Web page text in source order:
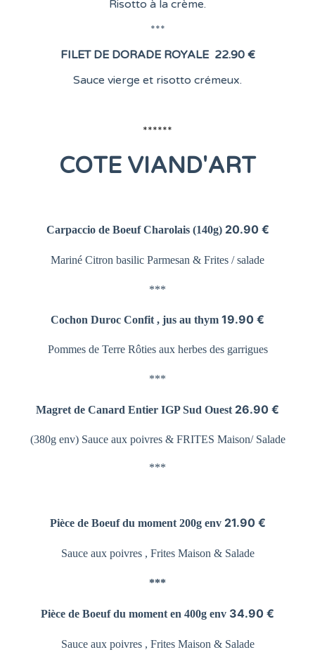
Risotto à la crème.
***
FILET DE DORADE ROYALE 22.90 €
Sauce vierge et risotto crémeux.
******
COTE VIAND'ART
Carpaccio de Boeuf Charolais (140g) 20.90 €
Mariné Citron basilic Parmesan & Frites / salade
***
Cochon Duroc Confit , jus au thym 19.90 €
Pommes de Terre Rôties aux herbes des garrigues
***
Magret de Canard Entier IGP Sud Ouest 26.90 €
(380g env) Sauce aux poivres & FRITES Maison/ Salade
***
Pièce de Boeuf du moment 200g env 21.90 €
Sauce aux poivres , Frites Maison & Salade
***
Pièce de Boeuf du moment en 400g env 34.90 €
Sauce aux poivres , Frites Maison & Salade